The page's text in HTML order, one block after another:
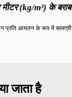
(kg/m³) के
प्रति आयतन के रूप में
जाता है